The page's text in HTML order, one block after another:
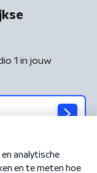
1 in jouw